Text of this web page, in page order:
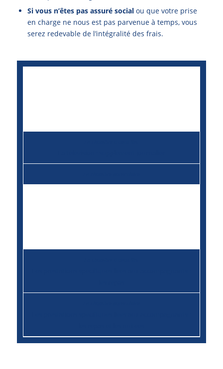
Si vous n’êtes pas assuré socialou que votre prise
en charge ne nous est pas parvenue à temps, vous
serez redevable de l’intégralité des frais.